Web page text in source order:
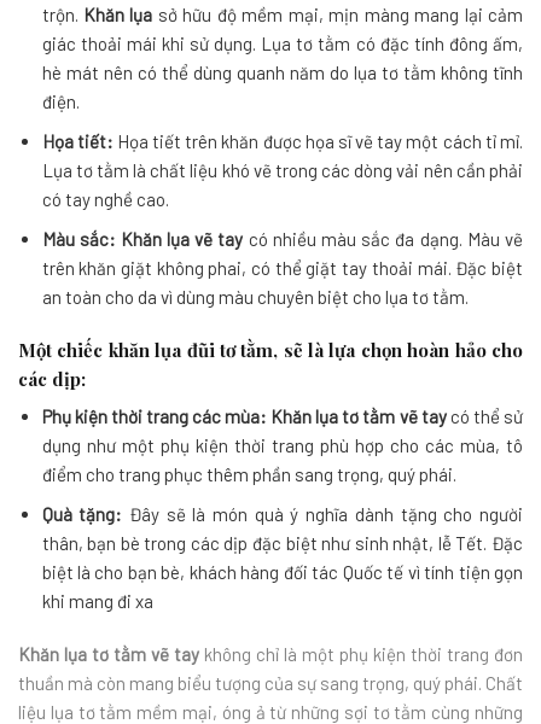
trộn. Khăn lụa sở hữu độ mềm mại, mịn màng mang lại cảm
giác thoải mái khi sử dụng. Lụa tơ tằm có đặc tính đông ấm,
hè mát nên có thể dùng quanh năm do lụa tơ tằm không tĩnh
điện.
Họa tiết: Họa tiết trên khăn được họa sĩ vẽ tay một cách tỉ mỉ.
Lụa tơ tằm là chất liệu khó vẽ trong các dòng vải nên cần phải
có tay nghề cao.
Màu sắc: Khăn lụa vẽ tay có nhiều màu sắc đa dạng. Màu vẽ
trên khăn giặt không phai, có thể giặt tay thoải mái. Đặc biệt
an toàn cho da vì dùng màu chuyên biệt cho lụa tơ tằm.
Một chiếc khăn lụa đũi tơ tằm, sẽ là lựa chọn hoàn hảo cho
các dịp:
Phụ kiện thời trang các mùa: Khăn lụa tơ tằm vẽ taycó thể sử
dụng như một phụ kiện thời trang phù hợp cho các mùa, tô
điểm cho trang phục thêm phần sang trọng, quý phái.
Quà tặng: Đây sẽ là món quà ý nghĩa dành tặng cho người
thân, bạn bè trong các dịp đặc biệt như sinh nhật, lễ Tết. Đặc
biệt là cho bạn bè, khách hàng đối tác Quốc tế vì tính tiện gọn
khi mang đi xa
Khăn lụa tơ tằm vẽ tay không chỉ là một phụ kiện thời trang đơn
thuần mà còn mang biểu tượng của sự sang trọng, quý phái. Chất
liệu lụa tơ tằm mềm mại, óng ả từ những sợi tơ tằm cùng những